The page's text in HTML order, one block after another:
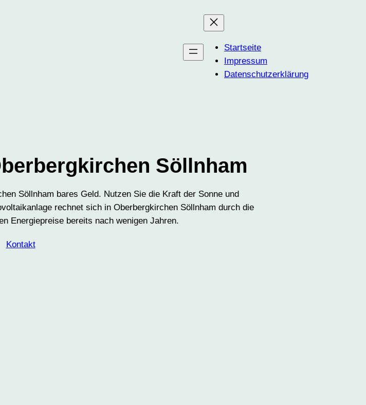
Startseite
Impressum
Datenschutzerklärung
Söllnham
Söllnham bares Geld. Nutzen Sie die Kraft der Sonne und
rechnet sich in Oberbergkirchen Söllnham durch die
Energiepreise bereits nach wenigen Jahren.
Kontakt